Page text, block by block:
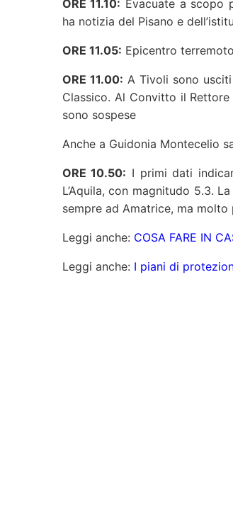
ORE 11.10: Evacuate a scopo
ha notizia del Pisano e
ORE 11.05: Epicentro
ORE 11.00: A Tivoli sono
Classico. Al Convitto il
sono sospese
Anche a Guidonia Montecelio
ORE 10.50: I primi dati
L’Aquila, con magnitudo 5.3.
sempre ad Amatrice, ma molto
Leggi anche: COSA FARE IN
Leggi anche: I piani di